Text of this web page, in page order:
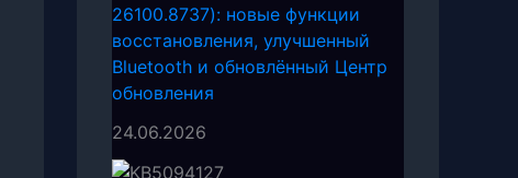
26100.8737): новые функции
восстановления, улучшенный
Bluetooth и обновлённый Центр
обновления
24.06.2026